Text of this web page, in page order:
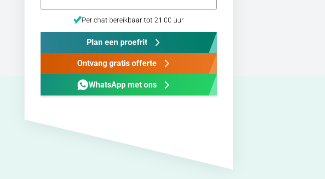
Per chat bereikbaar tot 21.00 uur
Plan een proefrit
Ontvang gratis offerte
WhatsApp met ons